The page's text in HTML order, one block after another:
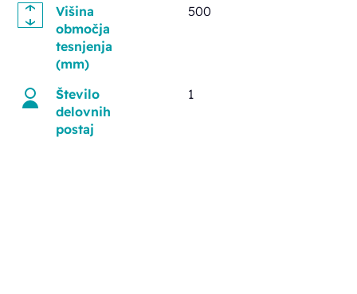
Višina
območja
tesnjenja
(mm)
500
Število
delovnih
postaj
1